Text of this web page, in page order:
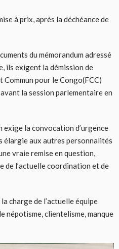
à prix, après la déchéance de
du mémorandum adressé
ils exigent la démission de
pour le Congo(FCC)
la session parlementaire en
la convocation d’urgence
élargie aux autres personnalités
vraie remise en question,
de l’actuelle coordination et de
charge de l’actuelle équipe
népotisme, clientelisme, manque